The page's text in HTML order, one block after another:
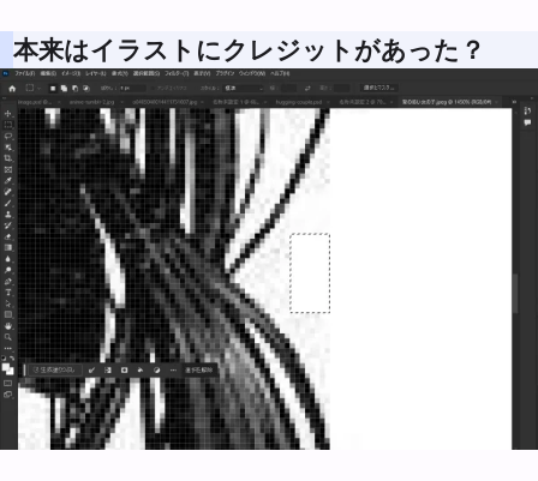
本来はイラストにクレジットがあった？